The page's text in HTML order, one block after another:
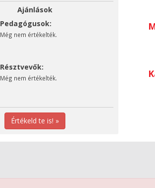
Ajánlások
Pedagógusok:
Még nem értékelték.
Résztvevők:
Még nem értékelték.
Értékeld te is! »